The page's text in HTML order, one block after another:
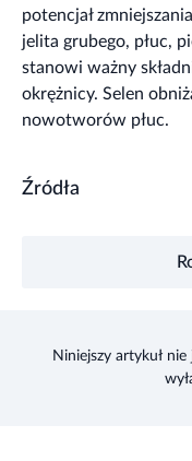
potencjał
jelita grubego, płuc,
stanowi ważny
okrężnicy. Selen
nowotworów płuc.
Źródła
Niniejszy artykuł